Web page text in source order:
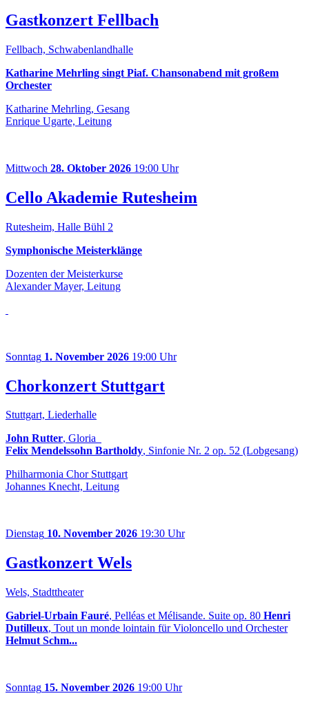
Gastkonzert Fellbach
Fellbach, Schwabenlandhalle
Katharine Mehrling singt Piaf. Chansonabend mit großem
Orchester
Katharine Mehrling, Gesang
Enrique Ugarte, Leitung
Mittwoch 28. Oktober 2026 19:00 Uhr
Cello Akademie Rutesheim
Rutesheim, Halle Bühl 2
Symphonische Meisterklänge
Dozenten der Meisterkurse
Alexander Mayer, Leitung
Sonntag 1. November 2026 19:00 Uhr
Chorkonzert Stuttgart
Stuttgart, Liederhalle
John Rutter, Gloria
Felix Mendelssohn Bartholdy, Sinfonie Nr. 2 op. 52 (Lobgesang)
Philharmonia Chor Stuttgart
Johannes Knecht, Leitung
Dienstag 10. November 2026 19:30 Uhr
Gastkonzert Wels
Wels, Stadttheater
Gabriel-Urbain Fauré, Pelléas et Mélisande. Suite op. 80 Henri
Dutilleux, Tout un monde lointain für Violoncello und Orchester
Helmut Schm...
Sonntag 15. November 2026 19:00 Uhr